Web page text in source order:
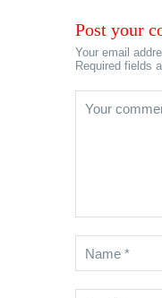
Post your
Your email
Required fields